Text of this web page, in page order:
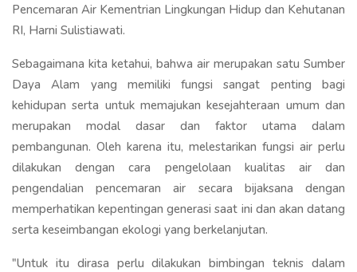
Pencemaran Air Kementrian Lingkungan Hidup dan Kehutanan
RI, Harni Sulistiawati.
Sebagaimana kita ketahui, bahwa air merupakan satu Sumber
Daya Alam yang memiliki fungsi sangat penting bagi
kehidupan serta untuk memajukan kesejahteraan umum dan
merupakan modal dasar dan faktor utama dalam
pembangunan. Oleh karena itu, melestarikan fungsi air perlu
dilakukan dengan cara pengelolaan kualitas air dan
pengendalian pencemaran air secara bijaksana dengan
memperhatikan kepentingan generasi saat ini dan akan datang
serta keseimbangan ekologi yang berkelanjutan.
"Untuk itu dirasa perlu dilakukan bimbingan teknis dalam